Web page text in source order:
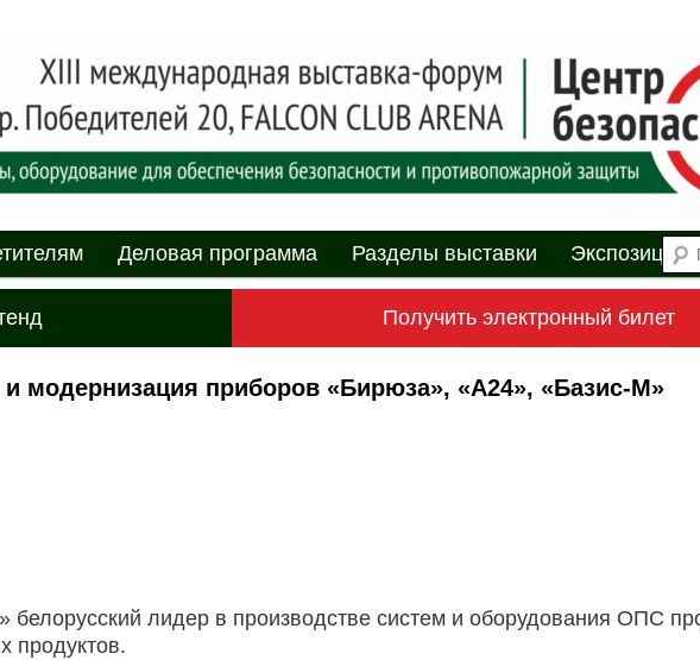
выставка-форум
защиты. 4-5 июня 2025, Минск, пр. Победителей,
Деловая программа Разделы выставки Экспозиция
Получить электронный билет
модернизация приборов «Бирюза», «А24», «Базис-М»
белорусский лидер в производстве систем и оборудования ОПС
продуктов.